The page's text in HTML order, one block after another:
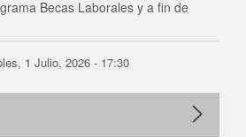
Becas Laborales y a fin de
1 Julio, 2026 - 17:30